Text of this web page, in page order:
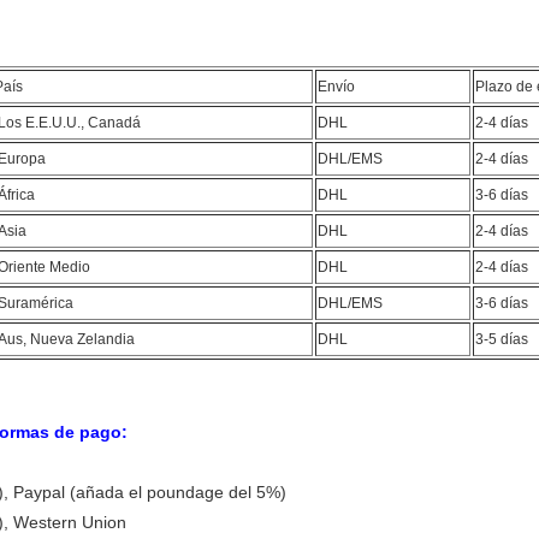
Envío Plazo de
Los E.E.U.U., Canadá DHL 2-4 días
Europa DHL/EMS 2-4 días
DHL 3-6 días
DHL 2-4 días
Medio DHL 2-4 días
DHL/EMS 3-6 días
Nueva Zelandia DHL 3-5 días
de pago:
, Paypal (añada el poundage del 5%)
Western Union